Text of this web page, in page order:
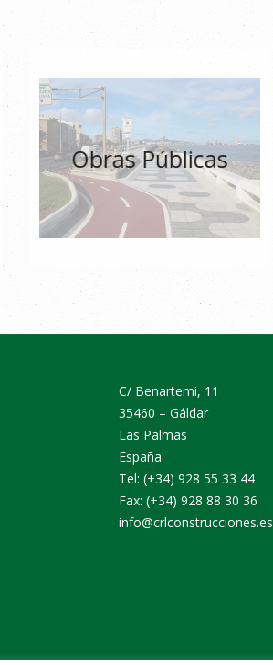
Obras Públicas
C/ Benartemi, 11
35460 – Gáldar
Las Palmas
España
Tel: (+34) 928 55 33 44
Fax: (+34) 928 88 30 36
info@crlconstrucciones.es